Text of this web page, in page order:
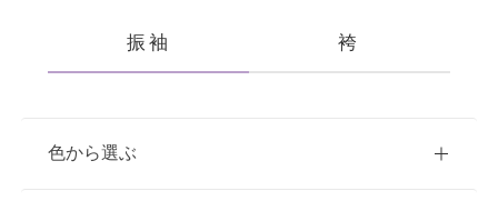
振袖 袴
色から選ぶ